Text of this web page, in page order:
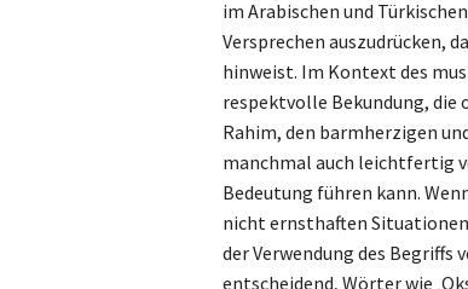
im Arabischen und
Versprechen auszudrücken,
hinweist. Im Kontext des
respektvolle Bekundung, die
Rahim, den barmherzigen
manchmal auch leichtfertig
Bedeutung führen kann.
nicht ernsthaften
der Verwendung des Begriffs
entscheidend, Wörter wie